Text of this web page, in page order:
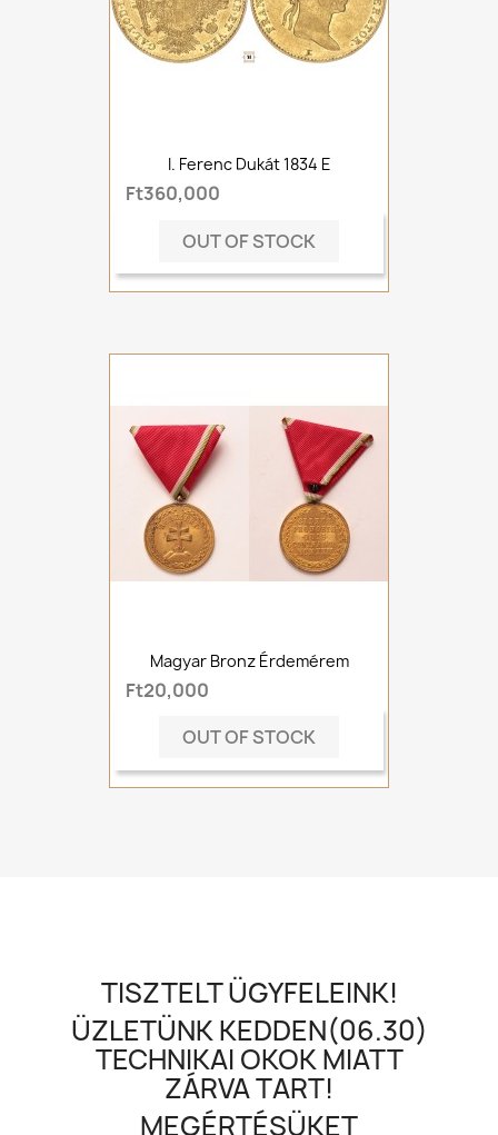
I. Ferenc Dukát 1834 E
Ft360,000
OUT OF STOCK
Magyar Bronz Érdemérem
Ft20,000
OUT OF STOCK
TISZTELT ÜGYFELEINK!
ÜZLETÜNK KEDDEN(06.30)
TECHNIKAI OKOK MIATT
ZÁRVA TART!
MEGÉRTÉSÜKET